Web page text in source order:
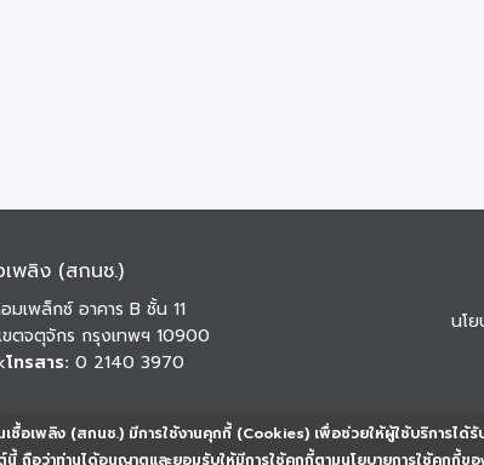
ชื้อเพลิง (สกนช.) มีการใช้งานคุกกี้ (Cookies) เพื่อช่วยให้ผู้ใช้บริการได้
ต์นี้ ถือว่าท่านได้อนุญาตและยอมรับให้มีการใช้คุกกี้ตามนโยบายการใช้คุกกี้
พลิง (สกนช.)
เพล็กซ์ อาคาร B ชั้น 11
ตจตุจักร กรุงเทพฯ 10900
โทรสาร: 0 2140 3970
นโ